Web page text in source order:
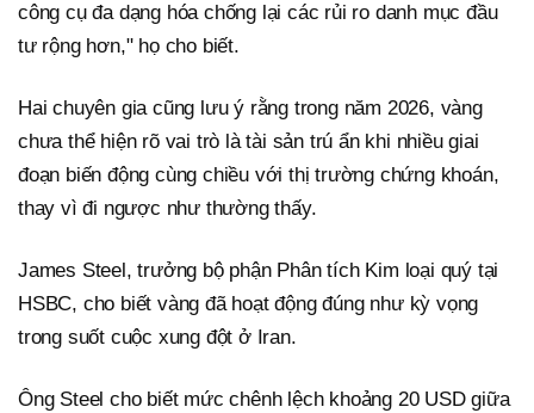
công cụ đa dạng hóa chống lại các rủi ro danh mục đầu
tư rộng hơn," họ cho biết.
Hai chuyên gia cũng lưu ý rằng trong năm 2026, vàng
chưa thể hiện rõ vai trò là tài sản trú ẩn khi nhiều giai
đoạn biến động cùng chiều với thị trường chứng khoán,
thay vì đi ngược như thường thấy.
James Steel, trưởng bộ phận Phân tích Kim loại quý tại
HSBC, cho biết vàng đã hoạt động đúng như kỳ vọng
trong suốt cuộc xung đột ở Iran.
Ông Steel cho biết mức chênh lệch khoảng 20 USD giữa